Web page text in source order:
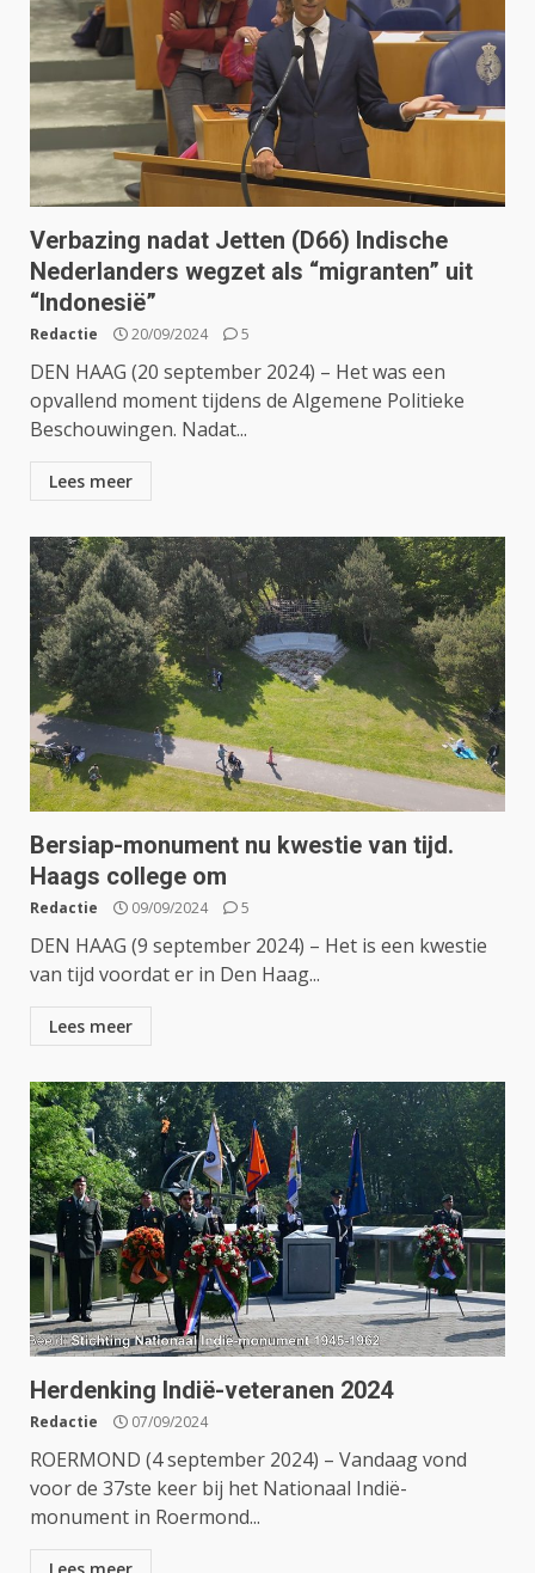
Verbazing nadat Jetten (D66) Indische
Nederlanders wegzet als “migranten” uit
“Indonesië”
Redactie 20/09/2024 5
DEN HAAG (20 september 2024) – Het was een
opvallend moment tijdens de Algemene Politieke
Beschouwingen. Nadat...
Lees meer
Bersiap-monument nu kwestie van tijd.
Haags college om
Redactie 09/09/2024 5
DEN HAAG (9 september 2024) – Het is een kwestie
van tijd voordat er in Den Haag...
Lees meer
Herdenking Indië-veteranen 2024
Redactie 07/09/2024
ROERMOND (4 september 2024) – Vandaag vond
voor de 37ste keer bij het Nationaal Indië-
monument in Roermond...